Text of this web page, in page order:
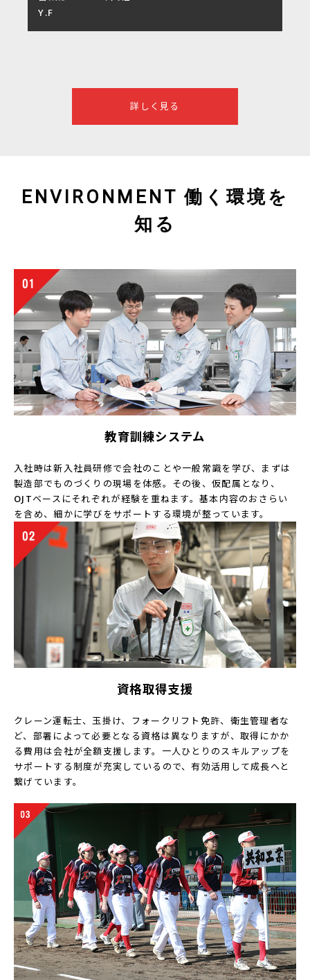
Y.F
詳しく見る
ENVIRONMENT 働く環境を
知る
教育訓練システム
入社時は新入社員研修で会社のことや一般常識を学び、まずは
製造部でものづくりの現場を体感。その後、仮配属となり、
OJTベースにそれぞれが経験を重ねます。基本内容のおさらい
を含め、細かに学びをサポートする環境が整っています。
資格取得支援
クレーン運転士、玉掛け、フォークリフト免許、衛生管理者な
ど、部署によって必要となる資格は異なりますが、取得にかか
る費用は会社が全額支援します。一人ひとりのスキルアップを
サポートする制度が充実しているので、有効活用して成長へと
繋げています。